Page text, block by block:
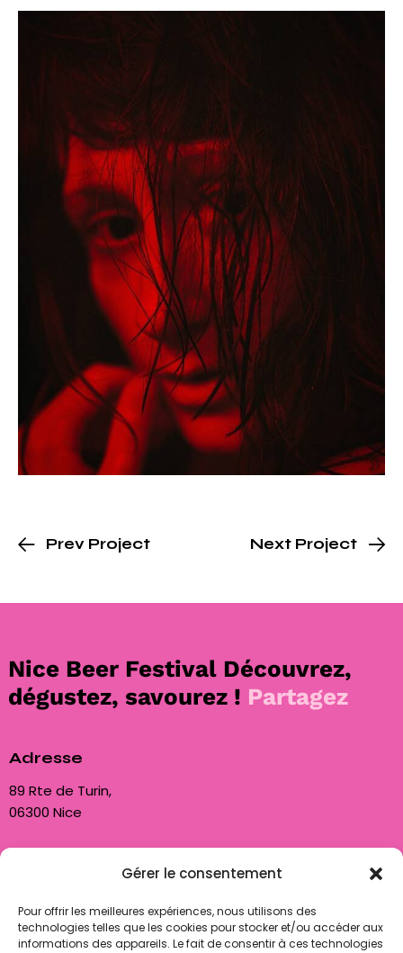
Gérer le consentement
Pour offrir les meilleures expériences, nous utilisons des
technologies telles que les cookies pour stocker et/ou accéder aux
informations des appareils. Le fait de consentir à ces technologies
Prev Project Next Project
Nice Beer Festival Découvrez,
dégustez, savourez ! Partagez
Adresse
89 Rte de Turin,
06300 Nice
+33 7 50 85 80 89